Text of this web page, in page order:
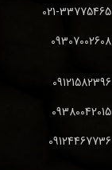
021-33775465
09307002608
09121582396
09380042015
09124467736